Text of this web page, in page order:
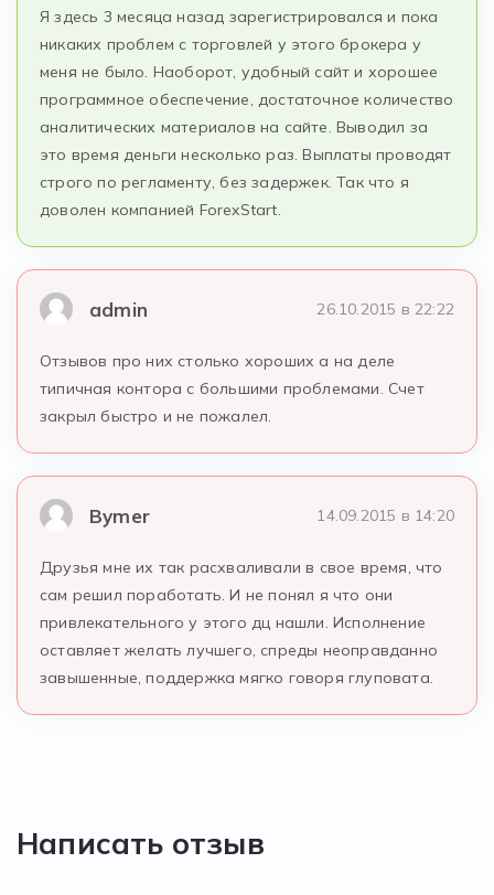
Я здесь 3 месяца назад зарегистрировался и пока
никаких проблем с торговлей у этого брокера у
меня не было. Наоборот, удобный сайт и хорошее
программное обеспечение, достаточное количество
аналитических материалов на сайте. Выводил за
это время деньги несколько раз. Выплаты проводят
строго по регламенту, без задержек. Так что я
доволен компанией ForexStart.
admin 26.10.2015 в 22:22
Отзывов про них столько хороших а на деле
типичная контора с большими проблемами. Счет
закрыл быстро и не пожалел.
Bymer 14.09.2015 в 14:20
Друзья мне их так расхваливали в свое время, что
сам решил поработать. И не понял я что они
привлекательного у этого дц нашли. Исполнение
оставляет желать лучшего, спреды неоправданно
завышенные, поддержка мягко говоря глуповата.
Написать отзыв